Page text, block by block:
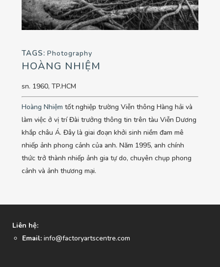
TAGS: Photography
HOÀNG NHIỆM
sn. 1960, TP.HCM
Hoàng Nhiệm tốt nghiệp trường Viễn thông Hàng hải và
làm việc ở vị trí Đài trưởng thông tin trên tàu Viễn Dương
khắp châu Á. Đây là giai đoạn khởi sinh niềm đam mê
nhiếp ảnh phong cảnh của anh. Năm 1995, anh chính
thức trở thành nhiếp ảnh gia tự do, chuyên chụp phong
cảnh và ảnh thương mại.
Liên hệ:
Email: info@factoryartscentre.com